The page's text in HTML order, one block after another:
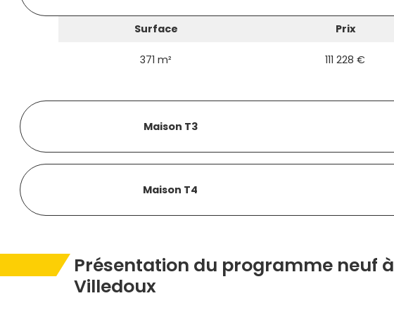
Surface Prix
371 m² 111 228 €
Maison T3
Maison T4
Présentation du programme neuf à
Villedoux